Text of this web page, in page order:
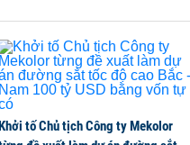
tố Chủ tịch Công ty Mekolor